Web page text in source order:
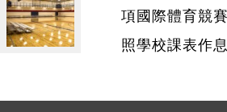
項國際體育競
照學校課表作